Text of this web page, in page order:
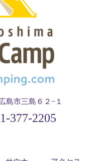
島市三島６２−１
377-2205